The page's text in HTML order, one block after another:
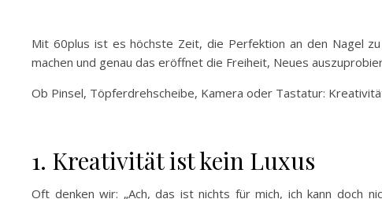
Mit 60plus ist es höchste Zeit, die Perfektion an den Nagel
machen und genau das eröffnet die Freiheit, Neues
Ob Pinsel, Töpferdrehscheibe, Kamera oder Tastatur:
1. Kreativität ist kein Luxus
Oft denken wir: „Ach, das ist nichts für mich, ich kann doch